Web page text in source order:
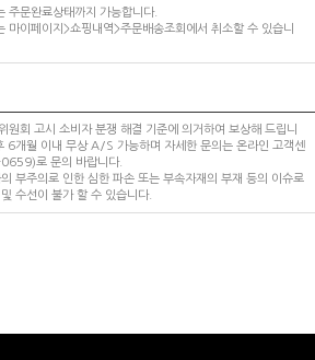
주문완료상태까지 가능합니다.
마이페이지>쇼핑내역>주문배송조회에서 취소할 수 있습니
원회 고시 소비자 분쟁 해결 기준에 의거하여 보상해 드립니
6개월 이내 무상 A/S 가능하며 자세한 문의는 온라인 고객센
로 문의 바랍니다.
부주의로 인한 심한 파손 또는 부속자재의 부재 등의 이슈로
수선이 불가 할 수 있습니다.